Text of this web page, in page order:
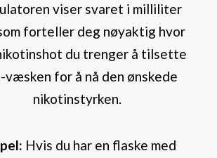
viser svaret i milliliter
forteller deg nøyaktig hvor
du trenger å tilsette
væsken for å nå den ønskede
nikotinstyrken.
Hvis du har en flaske med